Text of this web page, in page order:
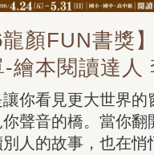
龍顏FUN書獎
-繪本閱讀達人
讓你看見更大世界的
聲音的橋。當你翻
別人的故事，也在悄